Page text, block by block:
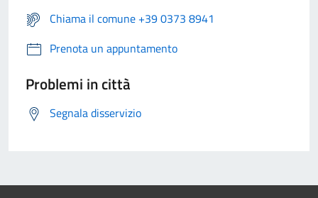
Chiama il comune +39 0373 8941
Prenota un appuntamento
Problemi in città
Segnala disservizio